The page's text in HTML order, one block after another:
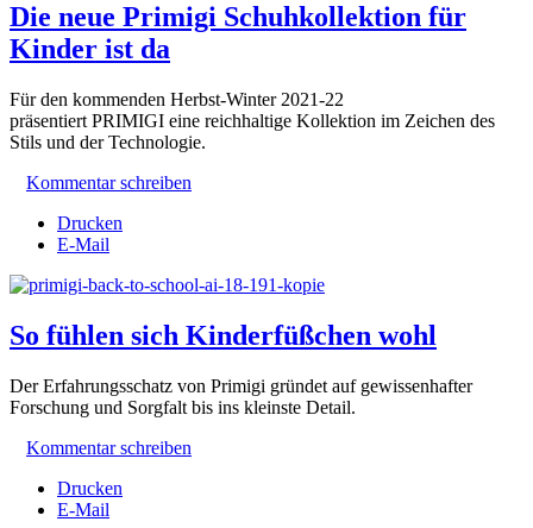
Die neue Primigi Schuhkollektion für
Kinder ist da
Für den kommenden Herbst-Winter 2021-22
präsentiert PRIMIGI eine reichhaltige Kollektion im Zeichen des
Stils und der Technologie.
Kommentar schreiben
Drucken
E-Mail
So fühlen sich Kinderfüßchen wohl
Der Erfahrungsschatz von Primigi gründet auf gewissenhafter
Forschung und Sorgfalt bis ins kleinste Detail.
Kommentar schreiben
Drucken
E-Mail